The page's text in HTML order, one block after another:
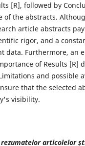
[R], followed by
of the abstracts.
article abstracts
rigor, and a
data. Furthermore, an
of Results [R]
and possible
that the selected
visibility.
rezumatelor articolelor